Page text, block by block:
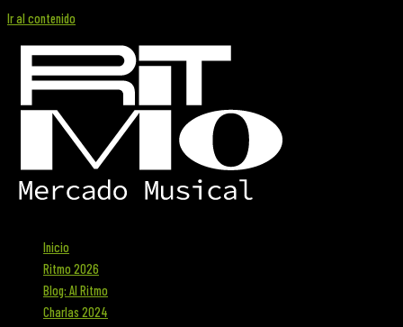
Ir al contenido
Inicio
Ritmo 2026
Blog: Al Ritmo
Charlas 2024